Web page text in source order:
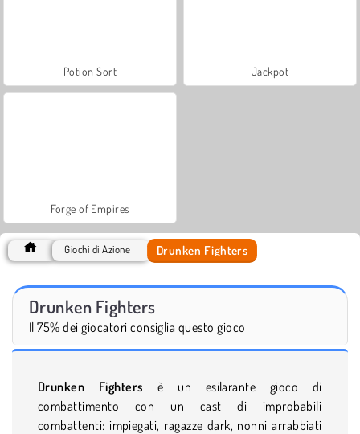
Potion Sort Jackpot
Forge of Empires
Giochi di Azione Drunken Fighters
Drunken Fighters
Il 75% dei giocatori consiglia questo gioco
Drunken Fighters è un esilarante gioco di
combattimento con un cast di improbabili
combattenti: impiegati, ragazze dark, nonni arrabbiati